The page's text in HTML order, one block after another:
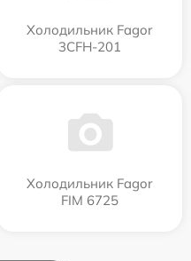
Холодильник Fagor
3CFH-201
Холодильник Fagor
FIM 6725